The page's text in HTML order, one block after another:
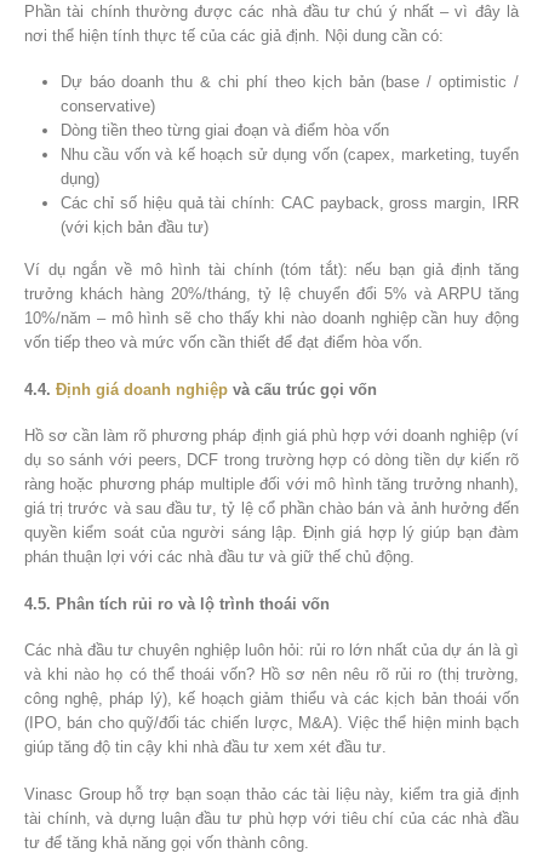
Phần tài chính thường được các nhà đầu tư chú ý nhất – vì đây là
nơi thể hiện tính thực tế của các giả định. Nội dung cần có:
Dự báo doanh thu & chi phí theo kịch bản (base / optimistic /
conservative)
Dòng tiền theo từng giai đoạn và điểm hòa vốn
Nhu cầu vốn và kế hoạch sử dụng vốn (capex, marketing, tuyển
dụng)
Các chỉ số hiệu quả tài chính: CAC payback, gross margin, IRR
(với kịch bản đầu tư)
Ví dụ ngắn về mô hình tài chính (tóm tắt): nếu bạn giả định tăng
trưởng khách hàng 20%/tháng, tỷ lệ chuyển đổi 5% và ARPU tăng
10%/năm – mô hình sẽ cho thấy khi nào doanh nghiệp cần huy động
vốn tiếp theo và mức vốn cần thiết để đạt điểm hòa vốn.
4.4. Định giá doanh nghiệp và cấu trúc gọi vốn
Hồ sơ cần làm rõ phương pháp định giá phù hợp với doanh nghiệp (ví
dụ so sánh với peers, DCF trong trường hợp có dòng tiền dự kiến rõ
ràng hoặc phương pháp multiple đối với mô hình tăng trưởng nhanh),
giá trị trước và sau đầu tư, tỷ lệ cổ phần chào bán và ảnh hưởng đến
quyền kiểm soát của người sáng lập. Định giá hợp lý giúp bạn đàm
phán thuận lợi với các nhà đầu tư và giữ thế chủ động.
4.5. Phân tích rủi ro và lộ trình thoái vốn
Các nhà đầu tư chuyên nghiệp luôn hỏi: rủi ro lớn nhất của dự án là gì
và khi nào họ có thể thoái vốn? Hồ sơ nên nêu rõ rủi ro (thị trường,
công nghệ, pháp lý), kế hoạch giảm thiểu và các kịch bản thoái vốn
(IPO, bán cho quỹ/đối tác chiến lược, M&A). Việc thể hiện minh bạch
giúp tăng độ tin cậy khi nhà đầu tư xem xét đầu tư.
Vinasc Group hỗ trợ bạn soạn thảo các tài liệu này, kiểm tra giả định
tài chính, và dựng luận đầu tư phù hợp với tiêu chí của các nhà đầu
tư để tăng khả năng gọi vốn thành công.